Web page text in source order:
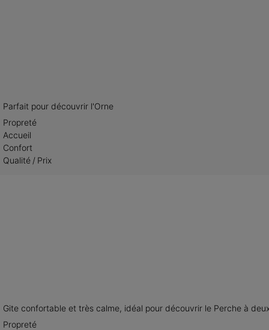
Parfait pour découvrir l'Orne
Propreté
Accueil
Confort
Qualité / Prix
Gite confortable et très calme, idéal pour découvrir le Perche à
Propreté